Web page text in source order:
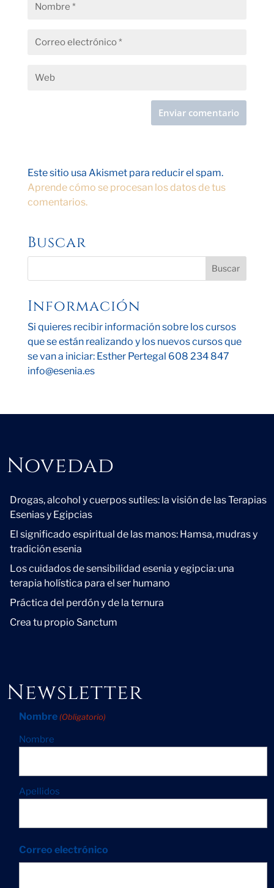
Este sitio usa Akismet para reducir el spam.
Aprende cómo se procesan los datos de tus
comentarios.
Buscar
Información
Si quieres recibir información sobre los cursos
que se están realizando y los nuevos cursos que
se van a iniciar: Esther Pertegal 608 234 847
info@esenia.es
Novedad
Novedad
Drogas, alcohol y cuerpos sutiles: la visión de las Terapias
Esenias y Egipcias
El significado espiritual de las manos: Hamsa, mudras y
tradición esenia
Los cuidados de sensibilidad esenia y egipcia: una
terapia holística para el ser humano
Práctica del perdón y de la ternura
Crea tu propio Sanctum
Newsletter
Nombre (Obligatorio)
Nombre
Apellidos
Correo electrónico